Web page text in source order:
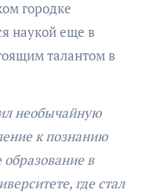
городке
наукой еще в
талантом в
необычайную
к познанию
в
где стал